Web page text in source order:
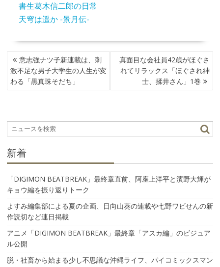
書生葛木信二郎の日常
天穹は遥か -景月伝-
投
稿
ナ
ビ
シ
ョ
意志強ナツ子新連載は、刺
激不足な男子大学生の人生が変
わる「黒真珠そだち」
真面目な会社員42歳がほぐさ
れてリラックス「ほぐされ紳
士、揉井さん」1巻
新着
「DIGIMON BEATBREAK」最終章直前、阿座上洋平と濱野大輝が
キョウ編を振り返りトーク
よすみ編集部による夏の企画、日向山葵の連載や七野ワビせんの新
作読切など連日掲載
アニメ「DIGIMON BEATBREAK」最終章「アスカ編」のビジュア
ル公開
脱・社畜から始まる少し不思議な沖縄ライフ、パイコミックスマン